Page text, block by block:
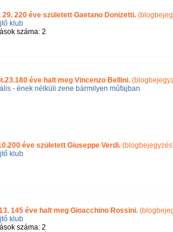
29. 220 éve született Gaetano Donizetti.
klub
száma: 2
éve halt meg Vincenzo Bellini.
- ének nélküli zene bármilyen műfajban
éve született Giuseppe Verdi.
klub
145 éve halt meg Gioacchino Rossini.
klub
száma: 2